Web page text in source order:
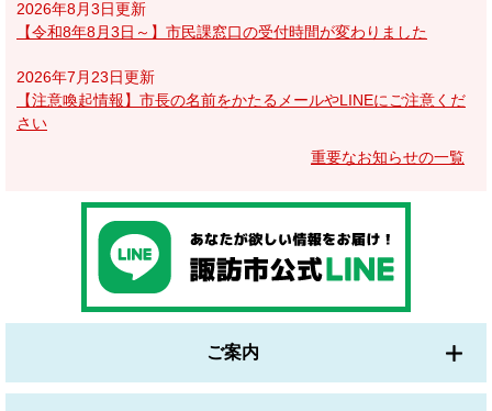
2026年8月3日更新
【令和8年8月3日～】市民課窓口の受付時間が変わりました
2026年7月23日更新
【注意喚起情報】市長の名前をかたるメールやLINEにご注意くだ
さい
重要なお知らせの一覧
ご案内